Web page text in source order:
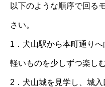
以下のような順序で回る
さい。
1．犬山駅から本町通り
軽いものを少しずつ楽しむ
2．犬山城を見学し、城